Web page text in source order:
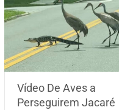
Vídeo De Aves a
Perseguirem Jacaré